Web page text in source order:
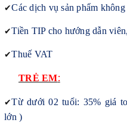
✔Các dịch vụ sản phẩm
✔Tiền TIP cho hướng dẫn
✔Thuế VAT
TRẺ EM:
✔Từ dưới 02 tuổi: 35% giá
lớn )